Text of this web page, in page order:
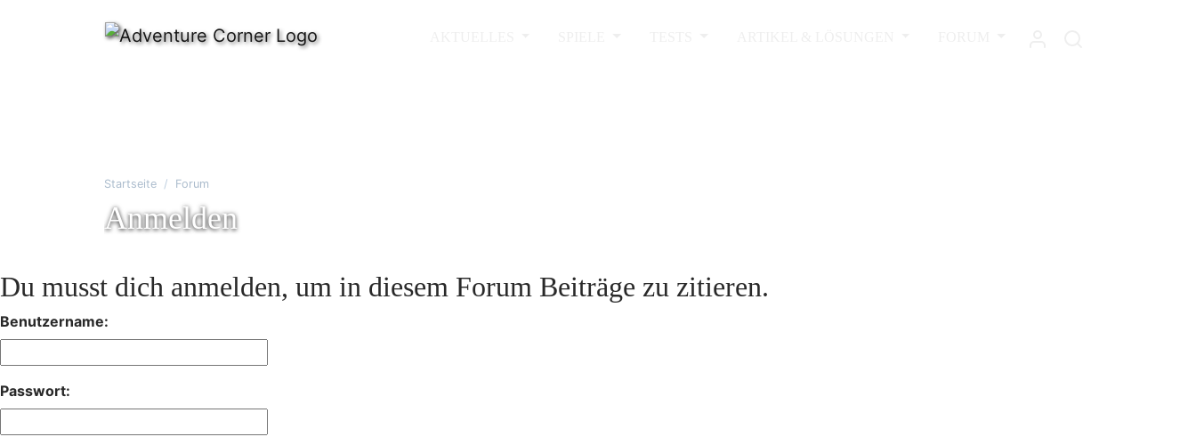
Startseite Forum
Anmelden
Du musst dich anmelden, um in diesem Forum Beiträge zu zitieren.
Benutzername:
Passwort: